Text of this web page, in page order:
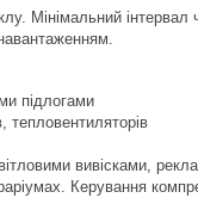
Мінімальний
підлогами
тепловентиляторів
вивісками,
Керування